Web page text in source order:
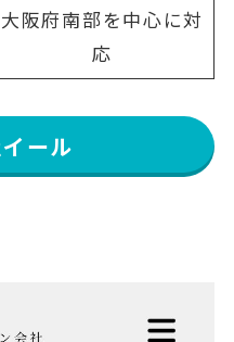
大阪府南部を中心に対
応
ール